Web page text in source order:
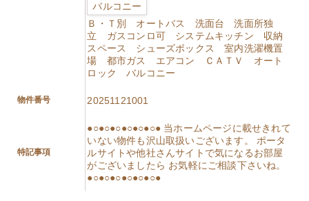
バルコニー
Ｂ・Ｔ別 オートバス 洗面台 洗面所独
立 ガスコンロ可 システムキッチン 収納
スペース シューズボックス 室内洗濯機置
場 都市ガス エアコン ＣＡＴＶ オート
ロック バルコニー
物件番号 20251121001
特記事項
●○●○●○●○●○●○● 当ホームページに載せきれて
いない物件も沢山取扱いございます。 ポータ
ルサイトや他社さんサイトで気になるお部屋
がございましたら お気軽にご相談下さいね。
●○●○●○●○●○●○●